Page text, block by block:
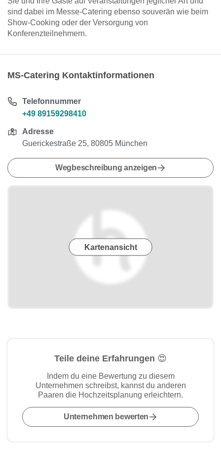
sind dabei im Messe-Catering ebenso souverän wie beim
Show-Cooking oder der Versorgung von
Konferenzteilnehmern.
MS-Catering Kontaktinformationen
Telefonnummer
+49 89159298410
Adresse
Guerickestraße 25, 80805 München
Wegbeschreibung anzeigen
Kartenansicht
Teile deine Erfahrungen 😍
Indem du eine Bewertung zu diesem
Unternehmen schreibst, kannst du anderen
Paaren die Hochzeitsplanung erleichtern.
Unternehmen bewerten